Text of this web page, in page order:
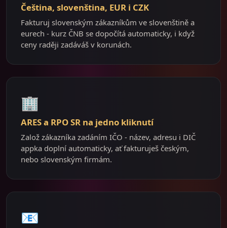
Čeština, slovenština, EUR i CZK
Fakturuj slovenským zákazníkům ve slovenštině a
eurech - kurz ČNB se dopočítá automaticky, i když
ceny raději zadáváš v korunách.
🏢
ARES a RPO SR na jedno kliknutí
Založ zákazníka zadáním IČO - název, adresu i DIČ
appka doplní automaticky, ať fakturuješ českým,
nebo slovenským firmám.
📧